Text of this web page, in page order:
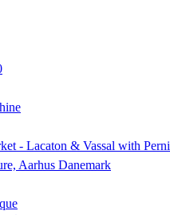
- Lacaton & Vassal with
Aarhus Danemark